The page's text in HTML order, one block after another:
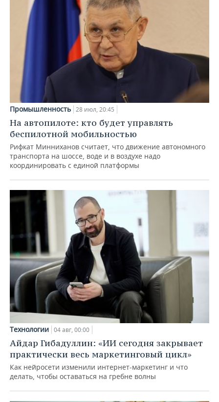
Промышленность 28 июл, 20:45
На автопилоте: кто будет управлять
беспилотной мобильностью
Рифкат Минниханов считает, что движение автономного
транспорта на шоссе, воде и в воздухе надо
координировать с единой платформы
Технологии 04 авг, 00:00
Айдар Гибадуллин: «ИИ сегодня закрывает
практически весь маркетинговый цикл»
Как нейросети изменили интернет-маркетинг и что
делать, чтобы оставаться на гребне волны